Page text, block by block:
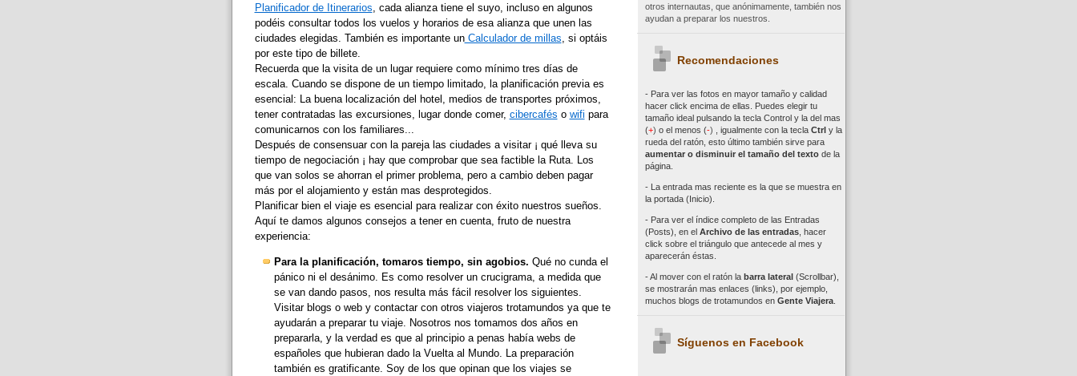
Planificador de Itinerarios , cada alianza tiene el suyo, incluso en algunos
podéis consultar todos los vuelos y horarios de esa alianza que unen las
ciudades elegidas. También es importante unCalculador de millas , si optáis
por este tipo de billete.
Recuerda que la visita de un lugar requiere como mínimo tres días de
escala. Cuando se dispone de un tiempo limitado, la planificación previa es
esencial: La buena localización del hotel, medios de transportes próximos,
tener contratadas las excursiones, lugar donde comer, cibercafés o wifi para
comunicarnos con los familiares...
Después de consensuar con la pareja las ciudades a visitar ¡ qué lleva su
tiempo de negociación ¡ hay que comprobar que sea factible la Ruta. Los
que van solos se ahorran el primer problema, pero a cambio deben pagar
más por el alojamiento y están mas desprotegidos.
Planificar bien el viaje es esencial para realizar con éxito nuestros sueños.
Aquí te damos algunos consejos a tener en cuenta, fruto de nuestra
experiencia:
Para la planificación, tomaros tiempo, sin agobios. Qué no cunda el
pánico ni el desánimo. Es como resolver un crucigrama, a medida que
se van dando pasos, nos resulta más fácil resolver los siguientes.
Visitar blogs o web y contactar con otros viajeros trotamundos ya que te
ayudarán a preparar tu viaje. Nosotros nos tomamos dos años en
prepararla, y la verdad es que al principio a penas había webs de
españoles que hubieran dado la Vuelta al Mundo. La preparación
también es gratificante. Soy de los que opinan que los viajes se
otros internautas, que anónimamente, también nos
ayudan a preparar los nuestros.
Recomendaciones
- Para ver las fotos en mayor tamaño y calidad
hacer click encima de ellas. Puedes elegir tu
tamaño ideal pulsando la tecla Controly la del mas
(+) o el menos (-) igualmente con la tecla Ctrl y la
rueda del ratón, esto último también sirve para
aumentar o disminuir el tamaño del textode la
página.
- La entrada mas reciente es la que se muestra en
la portada (Inicio).
- Para ver el índice completo de las Entradas
(Posts), en el Archivo de las entradas, hacer
click sobre el triángulo que antecede al mes y
aparecerán éstas.
- Al mover con el ratón la barra lateral(Scrollbar),
se mostrarán mas enlaces (links), por ejemplo,
muchos blogs de trotamundos en Gente Viajera.
Síguenos en Facebook